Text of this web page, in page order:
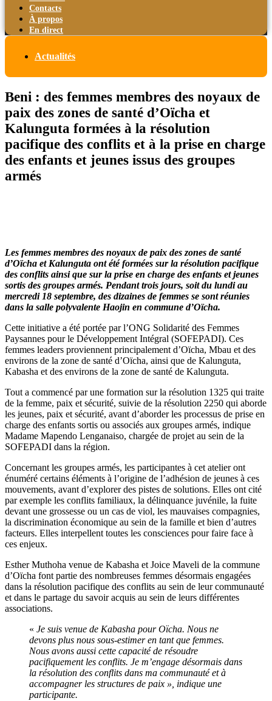
Contacts
À propos
En direct
Actualités
Beni : des femmes membres des noyaux de
paix des zones de santé d’Oïcha et
Kalunguta formées à la résolution
pacifique des conflits et à la prise en charge
des enfants et jeunes issus des groupes
armés
Les femmes membres des noyaux de paix des zones de santé
d’Oïcha et Kalunguta ont été formées sur la résolution pacifique
des conflits ainsi que sur la prise en charge des enfants et jeunes
sortis des groupes armés. Pendant trois jours, soit du lundi au
mercredi 18 septembre, des dizaines de femmes se sont réunies
dans la salle polyvalente Haojin en commune d’Oïcha.
Cette initiative a été portée par l’ONG Solidarité des Femmes
Paysannes pour le Développement Intégral (SOFEPADI). Ces
femmes leaders proviennent principalement d’Oïcha, Mbau et des
environs de la zone de santé d’Oïcha, ainsi que de Kalunguta,
Kabasha et des environs de la zone de santé de Kalunguta.
Tout a commencé par une formation sur la résolution 1325 qui traite
de la femme, paix et sécurité, suivie de la résolution 2250 qui aborde
les jeunes, paix et sécurité, avant d’aborder les processus de prise en
charge des enfants sortis ou associés aux groupes armés, indique
Madame Mapendo Lenganaiso, chargée de projet au sein de la
SOFEPADI dans la région.
Concernant les groupes armés, les participantes à cet atelier ont
énuméré certains éléments à l’origine de l’adhésion de jeunes à ces
mouvements, avant d’explorer des pistes de solutions. Elles ont cité
par exemple les conflits familiaux, la délinquance juvénile, la fuite
devant une grossesse ou un cas de viol, les mauvaises compagnies,
la discrimination économique au sein de la famille et bien d’autres
facteurs. Elles interpellent toutes les consciences pour faire face à
ces enjeux.
Esther Muthoha venue de Kabasha et Joice Maveli de la commune
d’Oïcha font partie des nombreuses femmes désormais engagées
dans la résolution pacifique des conflits au sein de leur communauté
et dans le partage du savoir acquis au sein de leurs différentes
associations.
« Je suis venue de Kabasha pour Oïcha. Nous ne
devons plus nous sous-estimer en tant que femmes.
Nous avons aussi cette capacité de résoudre
pacifiquement les conflits. Je m’engage désormais dans
la résolution des conflits dans ma communauté et à
accompagner les structures de paix », indique une
participante.